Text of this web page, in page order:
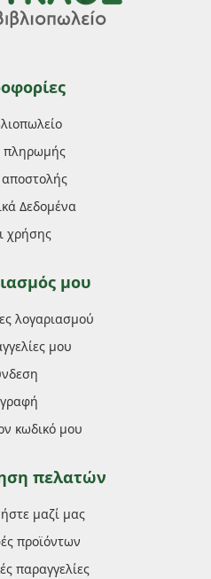
πληρωμής
αποστολής
Δεδομένα
χρήσης
μου
λογαριασμού
μου
κωδικό μου
πελατών
μαζί μας
προϊόντων
παραγγελίες